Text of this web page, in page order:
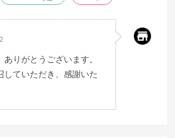
りがとうございます。
していただき、感謝いた